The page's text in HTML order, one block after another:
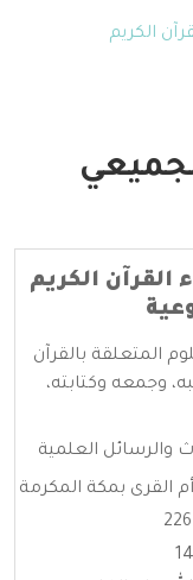
الكريم
الكريم
المتعلقة بالقرآن
وجمعه وكتابته،
والرسائل العلمية
القرى بمكة المكرمة